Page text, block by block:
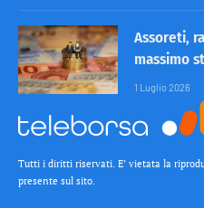
Assoreti,
massimo
1 Luglio 2026
Tutti i diritti riservati. E’ vietata la
presente sul sito.